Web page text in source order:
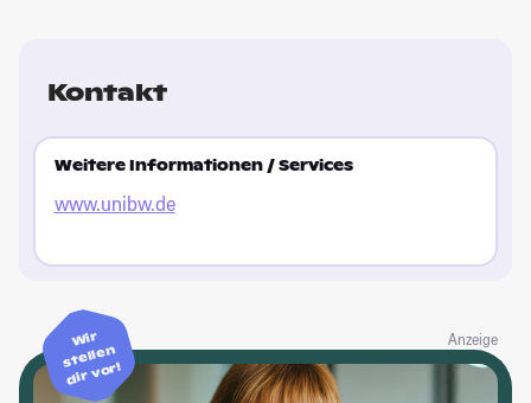
Kontakt
Weitere Informationen / Services
www.unibw.de
Anzeige
Wir
stellen
dir vor!